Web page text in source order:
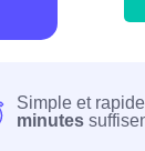
Simple et
minutes